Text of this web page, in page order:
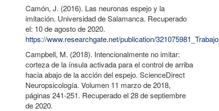
Camón, J. (2016). Las neuronas espejo y la
imitación. Universidad de Salamanca. Recuperado
el: 10 de agosto de 2020.
https://www.researchgate.net/publication/
Campbell, M. (2018). Intencionalmente no imitar:
corteza de la ínsula activada para el control de arriba
hacia abajo de la acción del espejo. ScienceDirect
Neuropsicología. Volumen 11 marzo de 2018,
páginas 241-251. Recuperado el 28 de septiembre
de 2020.